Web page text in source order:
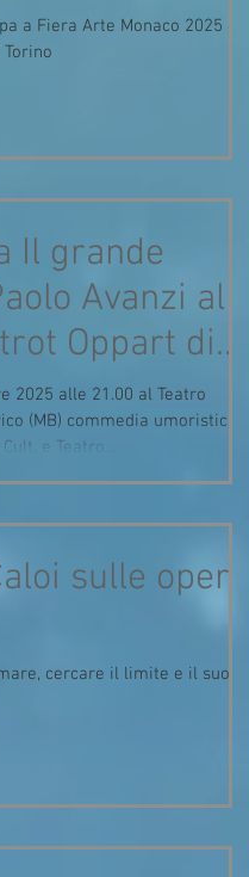
a Fiera Arte Monaco 2025
Il grande
Avanzi al
Oppart di
2025 alle 21.00 al Teatro
umoristica di
e Teatro...
sulle opere
cercare il limite e il suo